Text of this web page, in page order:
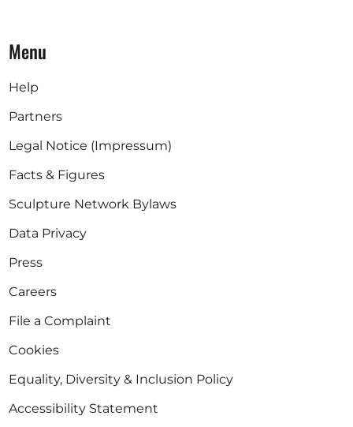
Menu
Help
Partners
Legal Notice (Impressum)
Facts & Figures
Sculpture Network Bylaws
Data Privacy
Press
Careers
File a Complaint
Cookies
Equality, Diversity & Inclusion Policy
Accessibility Statement